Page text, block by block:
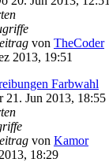
von TheCoder
2013, 19:51
Farbwahl
21. Jun 2013, 18:55
von Kamor
18:29